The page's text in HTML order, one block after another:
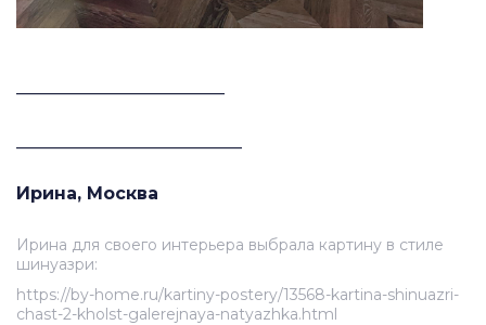
Ирина, Москва
Ирина для своего интерьера выбрала картину в стиле
шинуазри:
https://by-home.ru/kartiny-postery/13568-kartina-shinuazri-
chast-2-kholst-galerejnaya-natyazhka.html